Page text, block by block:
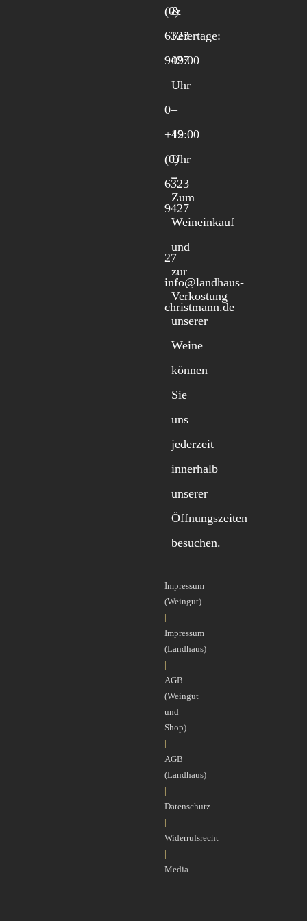
(0)
6323
9427
–
0
+49
(0)
6323
9427
–
27
info@landhaus-
christmann.de
&
Feiertage:
09:00
Uhr
–
12:00
Uhr
Zum
Weineinkauf
und
zur
Verkostung
unserer
Weine
können
Sie
uns
jederzeit
innerhalb
unserer
Öffnungszeiten
besuchen.
Impressum
(Weingut)
|
Impressum
(Landhaus)
|
AGB
(Weingut
und
Shop)
|
AGB
(Landhaus)
|
Datenschutz
|
Widerrufsrecht
|
Media